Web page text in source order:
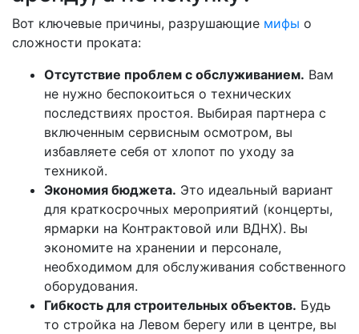
Вот ключевые причины, разрушающие мифы о
сложности проката:
Отсутствие проблем с обслуживанием. Вам
не нужно беспокоиться о технических
последствиях простоя. Выбирая партнера с
включенным сервисным осмотром, вы
избавляете себя от хлопот по уходу за
техникой.
Экономия бюджета. Это идеальный вариант
для краткосрочных мероприятий (концерты,
ярмарки на Контрактовой или ВДНХ). Вы
экономите на хранении и персонале,
необходимом для обслуживания собственного
оборудования.
Гибкость для строительных объектов. Будь
то стройка на Левом берегу или в центре, вы